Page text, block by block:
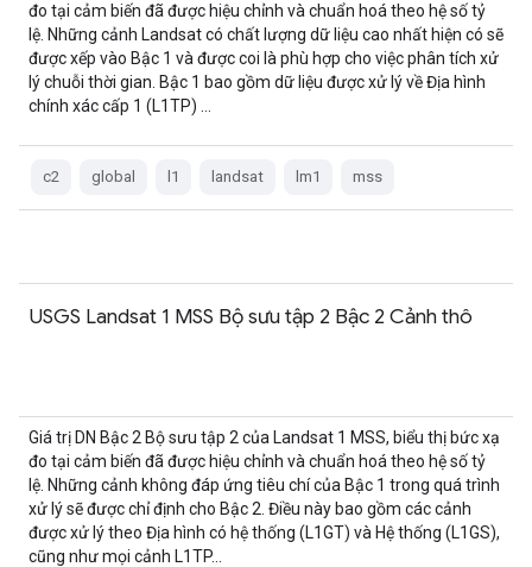
đo tại cảm biến đã được hiệu chỉnh và chuẩn hoá theo hệ số tỷ
lệ. Những cảnh Landsat có chất lượng dữ liệu cao nhất hiện có sẽ
được xếp vào Bậc 1 và được coi là phù hợp cho việc phân tích xử
lý chuỗi thời gian. Bậc 1 bao gồm dữ liệu được xử lý về Địa hình
chính xác cấp 1 (L1TP) …
c2 global l1 landsat lm1 mss
USGS Landsat 1 MSS Bộ sưu tập 2 Bậc 2 Cảnh thô
Giá trị DN Bậc 2 Bộ sưu tập 2 của Landsat 1 MSS, biểu thị bức xạ
đo tại cảm biến đã được hiệu chỉnh và chuẩn hoá theo hệ số tỷ
lệ. Những cảnh không đáp ứng tiêu chí của Bậc 1 trong quá trình
xử lý sẽ được chỉ định cho Bậc 2. Điều này bao gồm các cảnh
được xử lý theo Địa hình có hệ thống (L1GT) và Hệ thống (L1GS),
cũng như mọi cảnh L1TP…